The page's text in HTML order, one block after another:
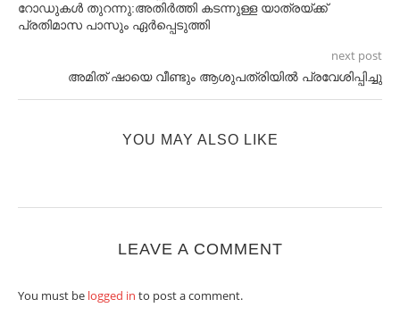
റോഡുകള്‍ തുറന്നു:അതിര്‍ത്തി കടന്നുള്ള യാത്രയ്ക്ക്
പ്രതിമാസ പാസും ഏര്‍പ്പെടുത്തി
next post
അമിത് ഷായെ വീണ്ടും ആശുപത്രിയില്‍ പ്രവേശിപ്പിച്ചു
YOU MAY ALSO LIKE
LEAVE A COMMENT
You must be logged in to post a comment.